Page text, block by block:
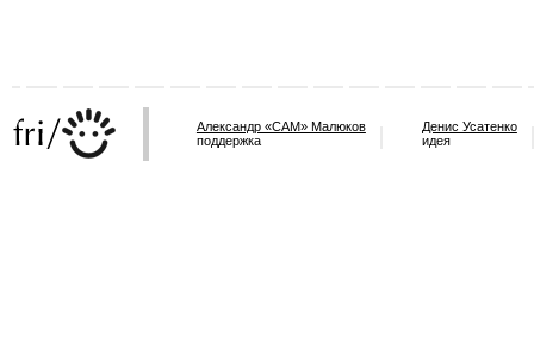
Александр «САМ» Малюков
поддержка
Денис Усатенко
идея